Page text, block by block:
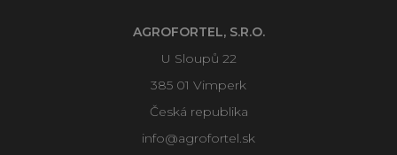
AGROFORTEL, S.R.O.
U Sloupů 22
385 01 Vimperk
Česká republika
info@agrofortel.sk